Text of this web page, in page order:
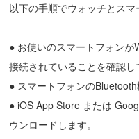
以下の手順でウォッチとス
● お使いのスマートフォン
接続されていることを確認し
● スマートフォンのBluetooth
● iOS App Store または
ウンロードします。